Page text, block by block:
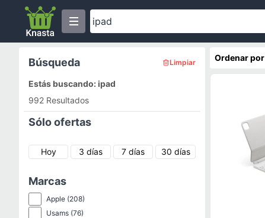
Búsqueda Limpiar
Estás buscando: ipad
992 Resultados
Sólo ofertas
Hoy 3 días 7 días 30 días
Marcas
Apple (208)
Usams (76)
Ordenar por